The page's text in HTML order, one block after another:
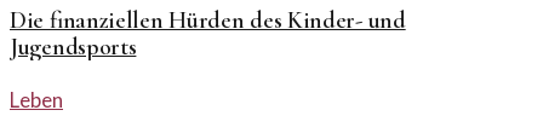
Die finanziellen Hürden des Kinder- und
Jugendsports
Leben